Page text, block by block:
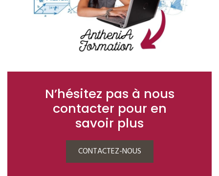
N’hésitez pas à nous
contacter pour en
savoir plus
CONTACTEZ-NOUS